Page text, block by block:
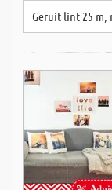
Geruit lint 25 m,